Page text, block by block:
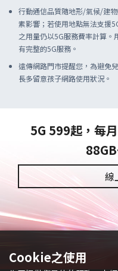
行動通信品質隨地形/氣候/建
素影響；若使用地點無法支援
之用量仍以5G服務費率計算。
有完整的5G服務。
遠傳網路門市提醒您，為避免
長多留意孩子網路使用狀況。
5G 599起，每
線
Cookie之使用